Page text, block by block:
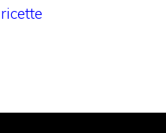
ricette